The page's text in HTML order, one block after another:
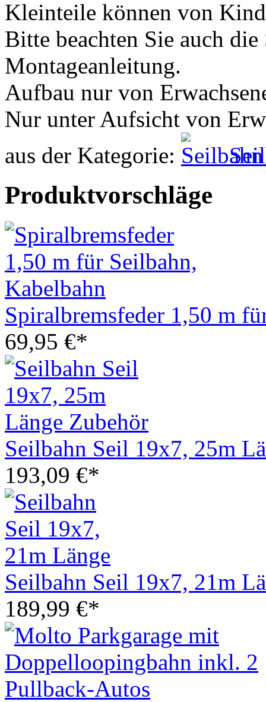
Kleinteile können von
Bitte beachten Sie auch
Montageanleitung.
Aufbau nur von
Nur unter Aufsicht von
aus der Kategorie:
Produktvorschläge
Spiralbremsfeder 1,50 m
69,95 €*
Seilbahn Seil 19x7, 25m
193,09 €*
Seilbahn Seil 19x7, 21m
189,99 €*